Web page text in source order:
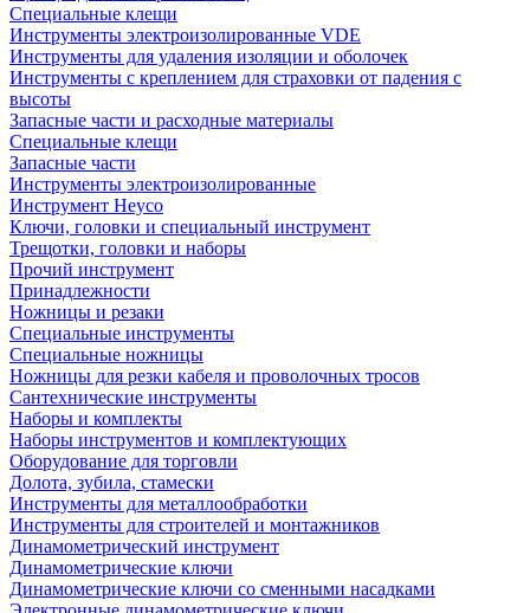
Специальные клещи
Инструменты электроизолированные VDE
Инструменты для удаления изоляции и оболочек
Инструменты с креплением для страховки от падения с
высоты
Запасные части и расходные материалы
Специальные клещи
Запасные части
Инструменты электроизолированные
Инструмент Heyco
Ключи, головки и специальный инструмент
Трещотки, головки и наборы
Прочий инструмент
Принадлежности
Ножницы и резаки
Специальные инструменты
Специальные ножницы
Ножницы для резки кабеля и проволочных тросов
Сантехнические инструменты
Наборы и комплекты
Наборы инструментов и комплектующих
Оборудование для торговли
Долота, зубила, стамески
Инструменты для металлообработки
Инструменты для строителей и монтажников
Динамометрический инструмент
Динамометрические ключи
Динамометрические ключи со сменными насадками